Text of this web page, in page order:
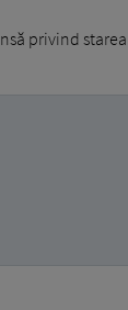
privind